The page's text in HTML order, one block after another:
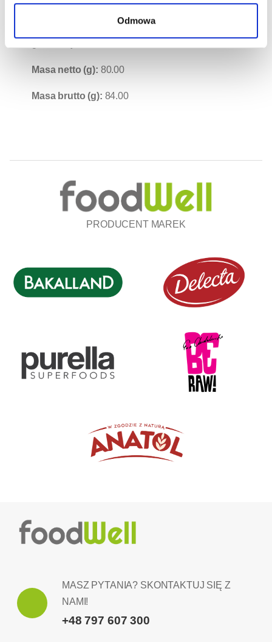
Odmowa
Idealny jako czyściwo • Pewność efektu, jaką
Masa netto (g): 80.00
Masa brutto (g): 84.00
PRODUCENT MAREK
MASZ PYTANIA? SKONTAKTUJ SIĘ Z
NAMI!
+48 797 607 300